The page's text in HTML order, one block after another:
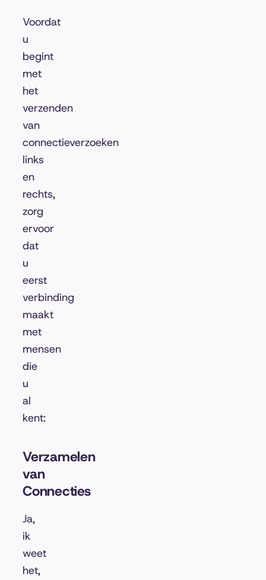
Voordat
u
begint
met
het
verzenden
van
connectieverzoeken
links
en
rechts,
zorg
ervoor
dat
u
eerst
verbinding
maakt
met
mensen
die
u
al
kent:
Verzamelen
van
Connecties
Ja,
ik
weet
het,